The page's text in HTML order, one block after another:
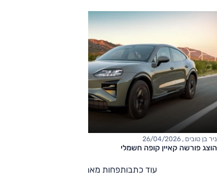
ניר בן טובים , 26/04/2026
הוצג פורשה קאיין קופה חשמלי
עוד כתבותפחות מאמרים